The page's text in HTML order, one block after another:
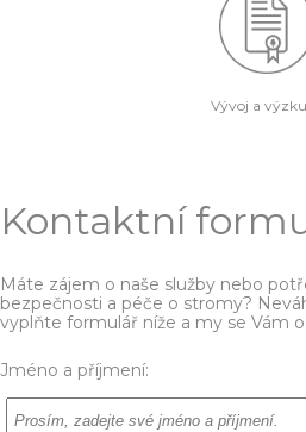
Vývoj a
Kontaktní
Máte zájem o naše služby nebo
bezpečnosti a péče o stromy?
vyplňte formulář níže a my se Vám
Jméno a příjmení: